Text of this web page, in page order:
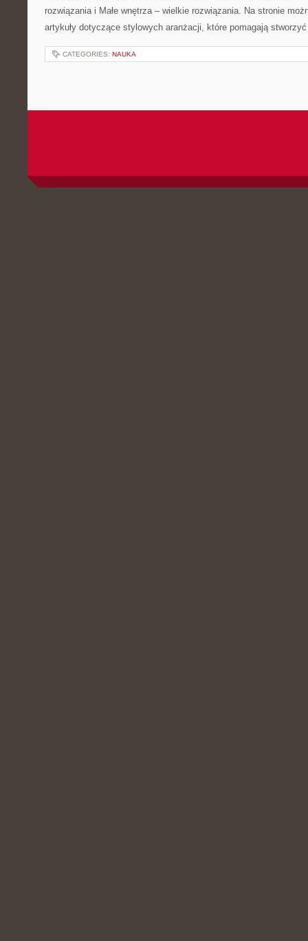
rozwiązania i Małe wnętrza – wielkie rozwiązania. Na stronie
artykuły dotyczące stylowych aranżacji, które pomagają
CATEGORIES: NAUKA